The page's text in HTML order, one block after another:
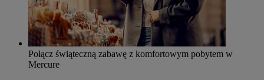
Połącz świąteczną zabawę z komfortowym pobytem w
Mercure